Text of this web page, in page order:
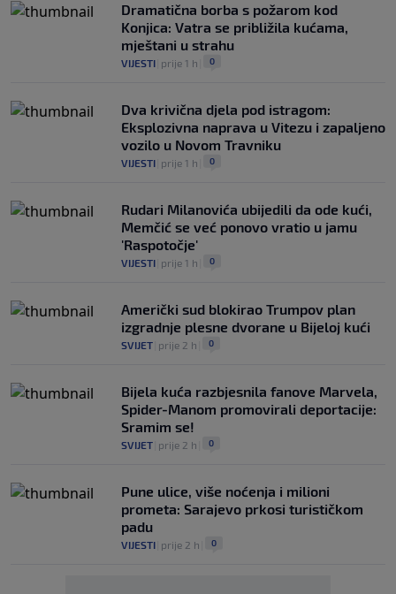
Dramatična borba s požarom kod
Konjica: Vatra se približila kućama,
mještani u strahu
VIJESTI prije 1 h 0
Dva krivična djela pod istragom:
Eksplozivna naprava u Vitezu i zapaljeno
vozilo u Novom Travniku
VIJESTI prije 1 h 0
Rudari Milanovića ubijedili da ode kući,
Memčić se već ponovo vratio u jamu
'Raspotočje'
VIJESTI prije 1 h 0
Američki sud blokirao Trumpov plan
izgradnje plesne dvorane u Bijeloj kući
SVIJET prije 2 h 0
Bijela kuća razbjesnila fanove Marvela,
Spider-Manom promovirali deportacije:
Sramim se!
SVIJET prije 2 h 0
Pune ulice, više noćenja i milioni
prometa: Sarajevo prkosi turističkom
padu
VIJESTI prije 2 h 0